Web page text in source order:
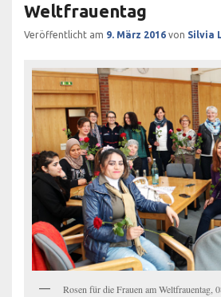
Weltfrauentag
Veröffentlicht am 9. März 2016 von Silvia
Rosen für die Frauen am Weltfrauentag,